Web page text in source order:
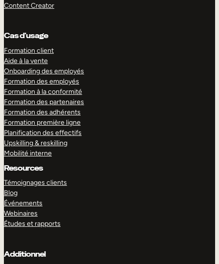
Content Creator
Cas d’usage
Formation client
Aide à la vente
Onboarding des employés
Formation des employés
Formation à la conformité
Formation des partenaires
Formation des adhérents
Formation première ligne
Planification des effectifs
Upskilling & reskilling
Mobilité interne
Resources
Témoignages clients
Blog
Événements
Webinaires
Études et rapports
Additionnel